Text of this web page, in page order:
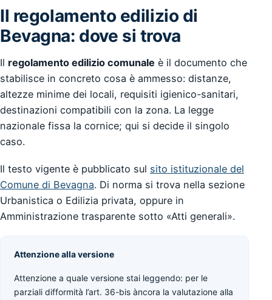
Il regolamento edilizio di
Bevagna: dove si trova
Il regolamento edilizio comunale è il documento che
stabilisce in concreto cosa è ammesso: distanze,
altezze minime dei locali, requisiti igienico-sanitari,
destinazioni compatibili con la zona. La legge
nazionale fissa la cornice; qui si decide il singolo
caso.
Il testo vigente è pubblicato sul sito istituzionale del
Comune di Bevagna. Di norma si trova nella sezione
Urbanistica o Edilizia privata, oppure in
Amministrazione trasparente sotto «Atti generali».
Attenzione alla versione
Attenzione a quale versione stai leggendo: per le
parziali difformità l’art. 36-bis àncora la valutazione alla